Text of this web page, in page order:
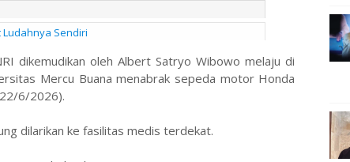
Ludahnya Sendiri
dikemudikan oleh Albert Satryo Wibowo melaju di
Mercu Buana menabrak sepeda motor Honda
6/2026).
dilarikan ke fasilitas medis terdekat.